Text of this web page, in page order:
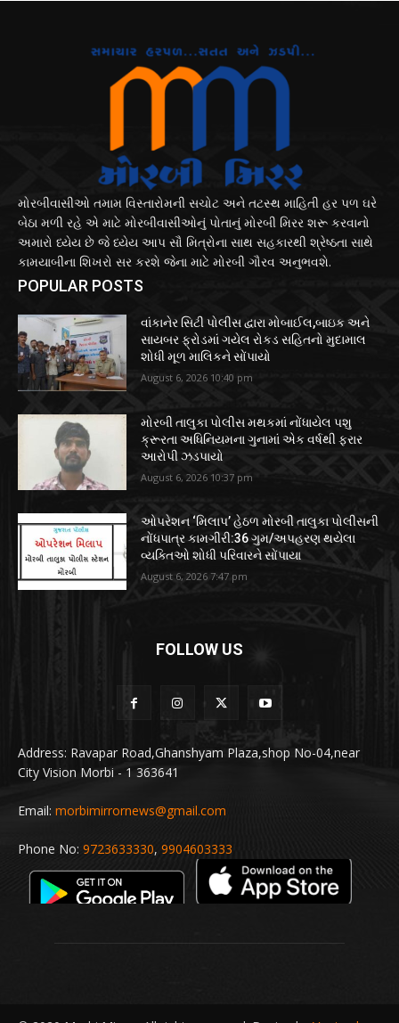
મોરબીવાસીઓ તમામ વિસ્તારોમની સચોટ અને તટસ્થ માહિતી હર પળ ઘરે
બેઠા મળી રહે એ માટે મોરબીવાસીઓનું પોતાનું મોરબી મિરર શરૂ કરવાનો
અમારો ધ્યેય છે જે ધ્યેય આપ સૌ મિત્રોના સાથ સહકારથી શ્રેષ્ઠતા સાથે
કામયાબીના શિખરો સર કરશે જેના માટે મોરબી ગૌરવ અનુભવશે.
POPULAR POSTS
વાંકાનેર સિટી પોલીસ દ્વારા મોબાઈલ,બાઇક અને
સાયબર ફ્રોડમાં ગયેલ રોકડ સહિતનો મુદામાલ
શોધી મૂળ માલિકને સોંપાયો
August 6, 2026 10:40 pm
મોરબી તાલુકા પોલીસ મથકમાં નોંધાયેલ પશુ
ક્રૂરતા અધિનિયમના ગુનામાં એક વર્ષથી ફરાર
આરોપી ઝડપાયો
August 6, 2026 10:37 pm
ઓપરેશન ‘મિલાપ’ હેઠળ મોરબી તાલુકા પોલીસની
નોંધપાત્ર કામગીરી:36 ગુમ/અપહરણ થયેલા
વ્યક્તિઓ શોધી પરિવારને સોંપાયા
August 6, 2026 7:47 pm
FOLLOW US
Address: Ravapar Road,Ghanshyam Plaza,shop No-04,near
City Vision Morbi - 1 363641
Email: morbimirrornews@gmail.com
Phone No: 9723633330, 9904603333